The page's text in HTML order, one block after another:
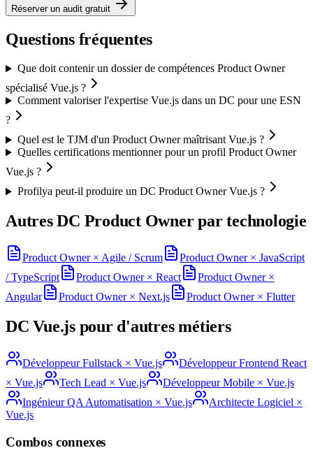
Réserver un audit gratuit
Questions fréquentes
Que doit contenir un dossier de compétences Product Owner
spécialisé Vue.js ?
Comment valoriser l'expertise Vue.js dans un DC pour une ESN
?
Quel est le TJM d'un Product Owner maîtrisant Vue.js ?
Quelles certifications mentionner pour un profil Product Owner
Vue.js ?
Profilya peut-il produire un DC Product Owner Vue.js ?
Autres DC Product Ownerpar technologie
Product Owner× Agile / Scrum Product Owner× JavaScript
/ TypeScript
Product Owner× React Product Owner×
Angular
Product Owner× Next.js Product Owner× Flutter
DCVue.jspour d'autres métiers
Développeur Fullstack × Vue.js
Développeur Frontend React
× Vue.js Tech Lead × Vue.js Développeur Mobile × Vue.js
Ingénieur QA Automatisation × Vue.js Architecte Logiciel ×
Vue.js
Combos connexes